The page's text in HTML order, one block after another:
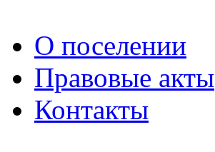
О поселении
Правовые акты
Контакты